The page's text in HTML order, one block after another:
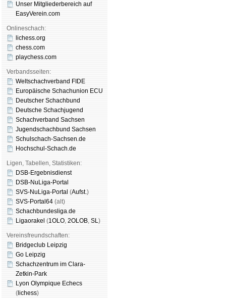
Unser Mitgliederbereich auf
EasyVerein.com
Onlineschach:
lichess.org
chess.com
playchess.com
Verbandsseiten:
Weltschachverband FIDE
Europäische Schachunion ECU
Deutscher Schachbund
Deutsche Schachjugend
Schachverband Sachsen
Jugendschachbund Sachsen
Schulschach-Sachsen.de
Hochschul-Schach.de
Ligen, Tabellen, Statistiken:
DSB-Ergebnisdienst
DSB-NuLiga-Portal
SVS-NuLiga-Portal (Aufst.)
SVS-Portal64 (alt)
Schachbundesliga.de
Ligaorakel (1OLO, 2OLOB, SL)
Vereinsfreundschaften:
Bridgeclub Leipzig
Go Leipzig
Schachzentrum im Clara-
Zetkin-Park
Lyon Olympique Echecs
( lichess)